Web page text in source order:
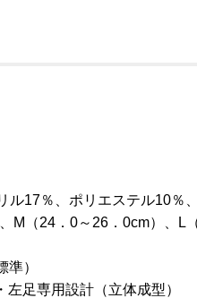
ル17％、ポリエステル10％
M（24．0～26．0cm）
）
足専用設計（立体成型）